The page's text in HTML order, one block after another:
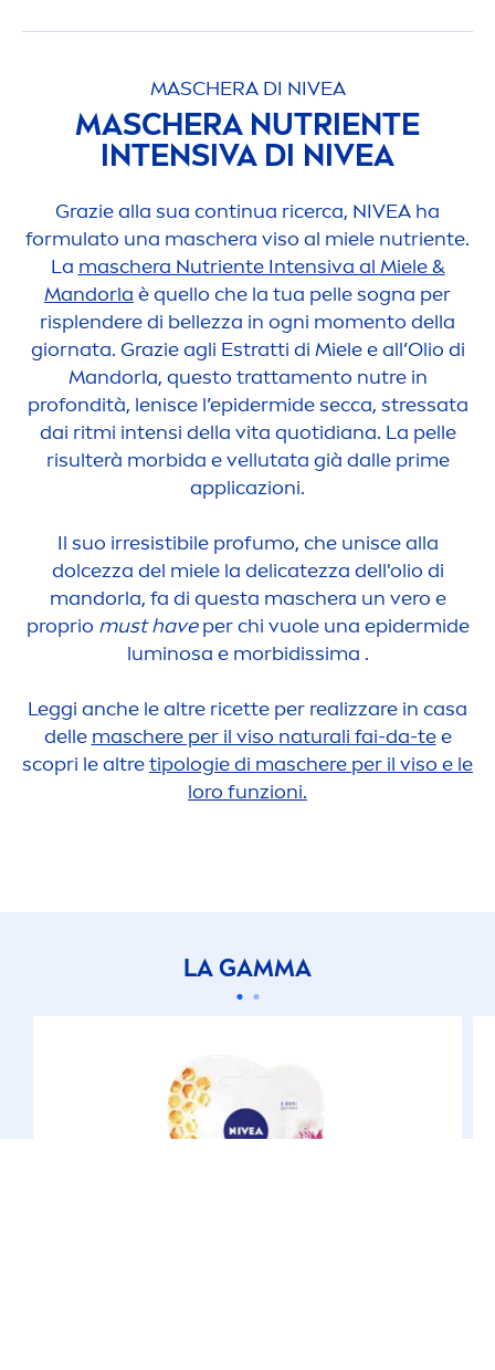
MASCHERA DI NIVEA
MASCHERA NUTRIENTE
INTENSIVA DI NIVEA
Grazie alla sua continua ricerca, NIVEA ha
formulato una maschera viso al miele nutriente.
La maschera Nutriente Intensiva al Miele &
Mandorla è quello che la tua pelle sogna per
risplendere di bellezza in ogni momento della
giornata. Grazie agli Estratti di Miele e all’Olio di
Mandorla, questo trattamento nutre in
profondità, lenisce l’epidermide secca, stressata
dai ritmi intensi della vita quotidiana. La pelle
risulterà morbida e vellutata già dalle prime
applicazioni.
Il suo irresistibile profumo, che unisce alla
dolcezza del miele la delicatezza dell'olio di
mandorla, fa di questa maschera un vero e
proprio must haveper chi vuole una epidermide
luminosa e morbidissima .
Leggi anche le altre ricette per realizzare in casa
delle maschere per il viso naturali fai-da-tee
scopri le altretipologie di maschere per il viso e le
loro funzioni.
LA GAMMA